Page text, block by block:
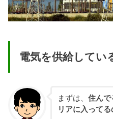
電気を供給してい
まずは、 住んで
リアに入ってる